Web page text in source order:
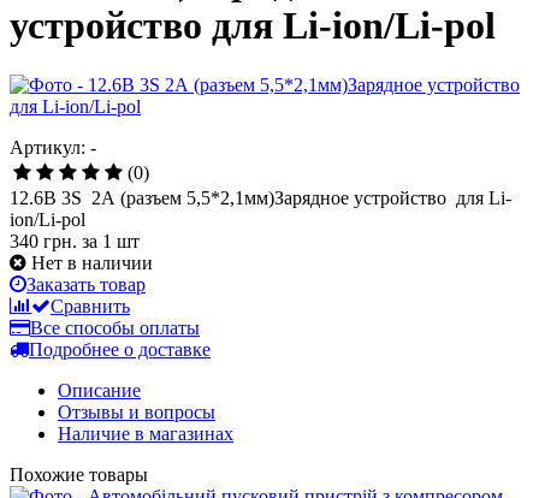
устройство для Li-ion/Li-pol
Артикул: -
(0)
12.6В 3S 2А (разъем 5,5*2,1мм)Зарядное устройство для Li-
ion/Li-pol
340 грн. за 1 шт
Нет в наличии
Заказать товар
Сравнить
Все способы оплаты
Подробнее о доставке
Описание
Отзывы и вопросы
Наличие в магазинах
Похожие товары